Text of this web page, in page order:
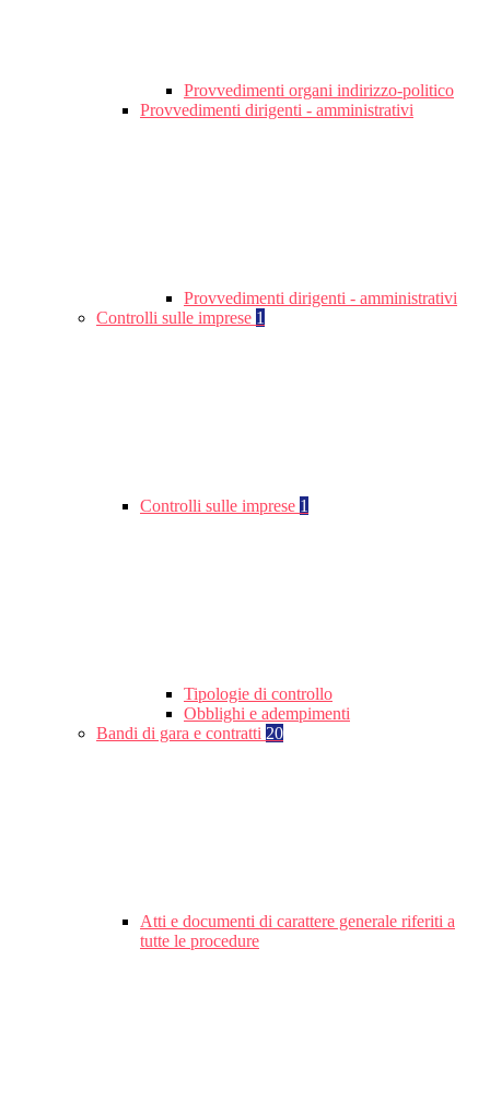
Provvedimenti organi indirizzo-politico
Provvedimenti dirigenti - amministrativi
Provvedimenti dirigenti - amministrativi
Controlli sulle imprese 1
Controlli sulle imprese 1
Tipologie di controllo
Obblighi e adempimenti
Bandi di gara e contratti 20
Atti e documenti di carattere generale riferiti a
tutte le procedure